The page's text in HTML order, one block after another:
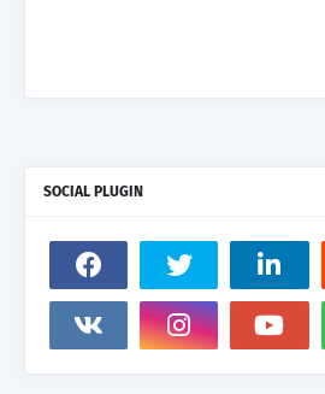
SOCIAL PLUGIN